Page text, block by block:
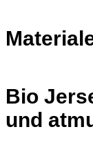
Bio
und